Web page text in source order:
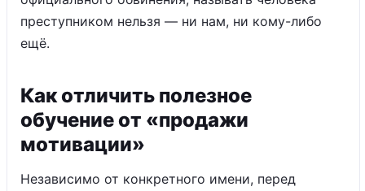
преступником нельзя — ни нам, ни кому-либо
ещё.
Как отличить полезное
обучение от «продажи
мотивации»
Независимо от конкретного имени, перед